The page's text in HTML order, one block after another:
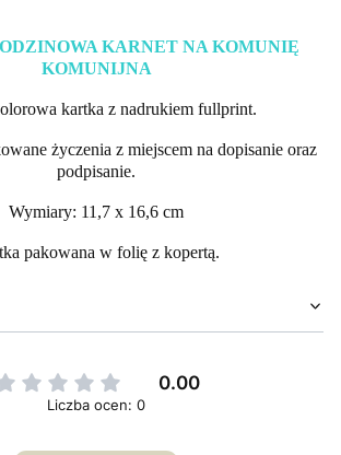
KARNET NA KOMUNIĘ
KOMUNIJNA
kartka z nadrukiem fullprint.
życzenia z miejscem na dopisanie oraz
podpisanie.
Wymiary: 11,7 x 16,6 cm
pakowana w folię z kopertą.
0.00
Liczba ocen: 0